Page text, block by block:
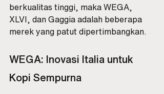
berkualitas tinggi, maka WEGA,
XLVI, dan Gaggia adalah beberapa
merek yang patut dipertimbangkan.
WEGA: Inovasi Italia untuk
Kopi Sempurna